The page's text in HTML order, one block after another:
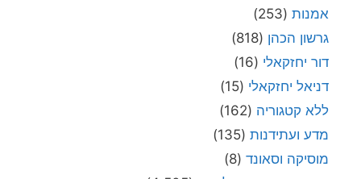
אמנות (253)
גרשון הכהן (818)
דור יחזקאלי (16)
דניאל יחזקאלי (15)
ללא קטגוריה (162)
מדע ועתידנות (135)
מוסיקה וסאונד (8)